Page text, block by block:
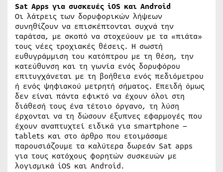
Sat Apps για συσκευές iOS και Android
Οι λάτρεις των δορυφορικών λήψεων
συνηθίζουν να επισκέπτονται συχνά την
ταράτσα, με σκοπό να στοχεύουν με τα «πιάτα»
τους νέες τροχιακές θέσεις. Η σωστή
ευθυγράμμιση του κατόπτρου με τη θέση, την
κατεύθυνση και τη γωνία ενός δορυφόρου
επιτυγχάνεται με τη βοήθεια ενός πεδιόμετρου
ή ενός ψηφιακού μετρητή σήματος. Επειδή όμως
δεν είναι πάντα εφικτό να έχουν όλοι στη
διάθεσή τους ένα τέτοιο όργανο, τη λύση
έρχονται να τη δώσουν έξυπνες εφαρμογές που
έχουν αναπτυχτεί ειδικά για smartphone –
tablets και στο άρθρο που ετοιμάσαμε
παρουσιάζουμε τα καλύτερα δωρεάν Sat apps
για τους κατόχους φορητών συσκευών με
λογισμικά iOS και Android.